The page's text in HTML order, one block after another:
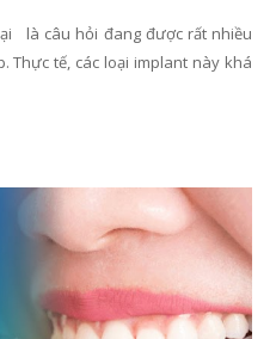
là câu hỏi đang được rất nhiều
Thực tế, các loại implant này khá